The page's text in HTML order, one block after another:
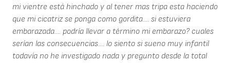
mi vientre está hinchado y al tener mas tripa esta haciendo
que mi cicatriz se ponga como gordita.... si estuviera
embarazada.... podría llevar a término mi embarazo? cuales
serían las consecuencias.... lo siento si sueno muy infantil
todavía no he investigado nada y pregunto desde la total